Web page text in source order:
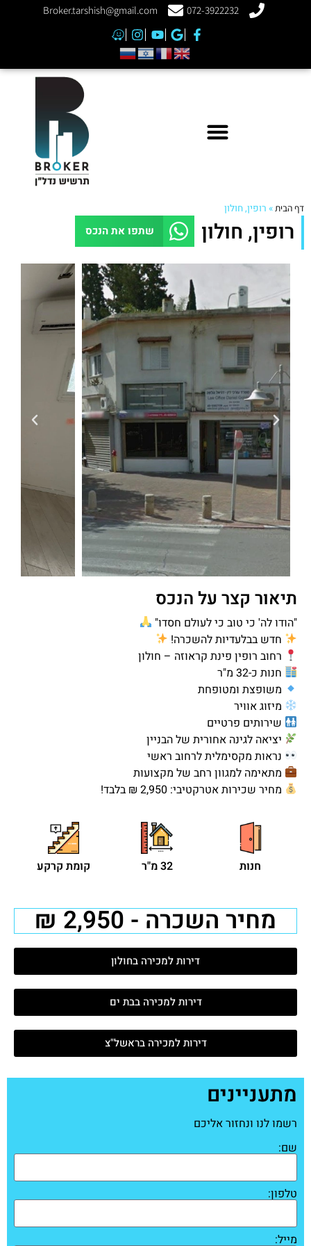
072-3922232
Broker.tarshish@gmail.com
דף הבית» רופין, חולון
רופין, חולון שתפו את הנכס
תיאור קצר על הנכס
"הודו לה' כי טוב כי לעולם חסדו"
חדש בבלעדיות להשכרה!
רחוב רופין פינת קראוזה – חולון
חנות כ-32 מ"ר
משופצת ומטופחת
מיזוג אוויר
שירותים פרטיים
יציאה לגינה אחורית של הבניין
נראות מקסימלית לרחוב ראשי
מתאימה למגוון רחב של מקצועות
מחיר שכירות אטרקטיבי: 2,950 ₪ בלבד!
חנות 32 מ"ר קומת קרקע
מחיר השכרה - 2,950 ₪
דירות למכירה בחולון
דירות למכירה בבת ים
דירות למכירה בראשל"צ
מתעניינים
רשמו לנו ונחזור אליכם
שם:
טלפון:
מייל: